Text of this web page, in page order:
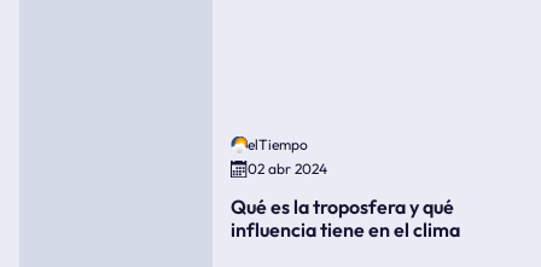
elTiempo
02 abr 2024
Qué es la troposfera y qué
influencia tiene en el clima